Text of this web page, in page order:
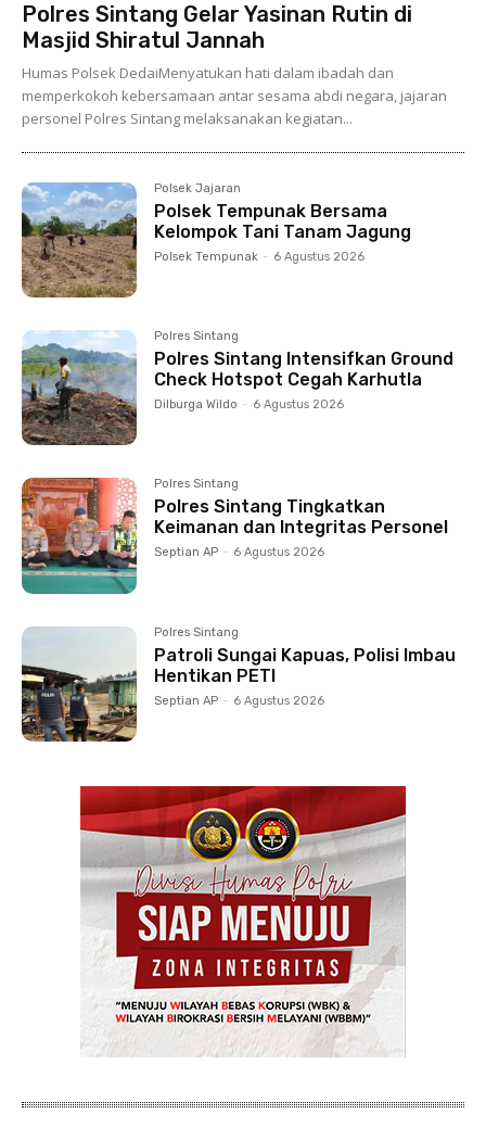
Polres Sintang Gelar Yasinan Rutin di
Masjid Shiratul Jannah
Humas Polsek DedaiMenyatukan hati dalam ibadah dan
memperkokoh kebersamaan antar sesama abdi negara, jajaran
personel Polres Sintang melaksanakan kegiatan...
Polsek Jajaran
Polsek Tempunak Bersama
Kelompok Tani Tanam Jagung
Polsek Tempunak - 6 Agustus 2026
Polres Sintang
Polres Sintang Intensifkan Ground
Check Hotspot Cegah Karhutla
Dilburga Wildo - 6 Agustus 2026
Polres Sintang
Polres Sintang Tingkatkan
Keimanan dan Integritas Personel
Septian AP - 6 Agustus 2026
Polres Sintang
Patroli Sungai Kapuas, Polisi Imbau
Hentikan PETI
Septian AP - 6 Agustus 2026